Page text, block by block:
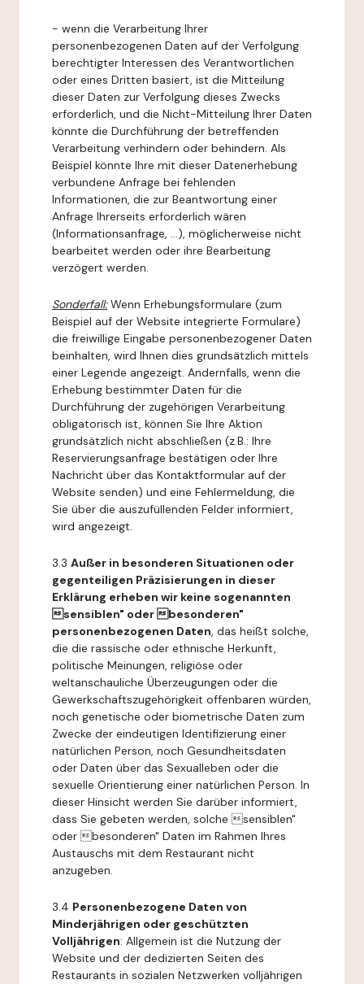
- wenn die Verarbeitung Ihrer
personenbezogenen Daten auf der Verfolgung
berechtigter Interessen des Verantwortlichen
oder eines Dritten basiert, ist die Mitteilung
dieser Daten zur Verfolgung dieses Zwecks
erforderlich, und die Nicht-Mitteilung Ihrer Daten
könnte die Durchführung der betreffenden
Verarbeitung verhindern oder behindern. Als
Beispiel könnte Ihre mit dieser Datenerhebung
verbundene Anfrage bei fehlenden
Informationen, die zur Beantwortung einer
Anfrage Ihrerseits erforderlich wären
(Informationsanfrage, ...), möglicherweise nicht
bearbeitet werden oder ihre Bearbeitung
verzögert werden.
Sonderfall:Wenn Erhebungsformulare (zum
Beispiel auf der Website integrierte Formulare)
die freiwillige Eingabe personenbezogener Daten
beinhalten, wird Ihnen dies grundsätzlich mittels
einer Legende angezeigt. Andernfalls, wenn die
Erhebung bestimmter Daten für die
Durchführung der zugehörigen Verarbeitung
obligatorisch ist, können Sie Ihre Aktion
grundsätzlich nicht abschließen (z.B.: Ihre
Reservierungsanfrage bestätigen oder Ihre
Nachricht über das Kontaktformular auf der
Website senden) und eine Fehlermeldung, die
Sie über die auszufüllenden Felder informiert,
wird angezeigt.
3.3 Außer in besonderen Situationen oder
gegenteiligen Präzisierungen in dieser
Erklärung erheben wir keine sogenannten
sensiblen" oder besonderen"
personenbezogenen Daten, das heißt solche,
die die rassische oder ethnische Herkunft,
politische Meinungen, religiöse oder
weltanschauliche Überzeugungen oder die
Gewerkschaftszugehörigkeit offenbaren würden,
noch genetische oder biometrische Daten zum
Zwecke der eindeutigen Identifizierung einer
natürlichen Person, noch Gesundheitsdaten
oder Daten über das Sexualleben oder die
sexuelle Orientierung einer natürlichen Person. In
dieser Hinsicht werden Sie darüber informiert,
dass Sie gebeten werden, solche sensiblen"
oder besonderen" Daten im Rahmen Ihres
Austauschs mit dem Restaurant nicht
anzugeben.
3.4 Personenbezogene Daten von
Minderjährigen oder geschützten
Volljährigen: Allgemein ist die Nutzung der
Website und der dedizierten Seiten des
Restaurants in sozialen Netzwerken volljährigen